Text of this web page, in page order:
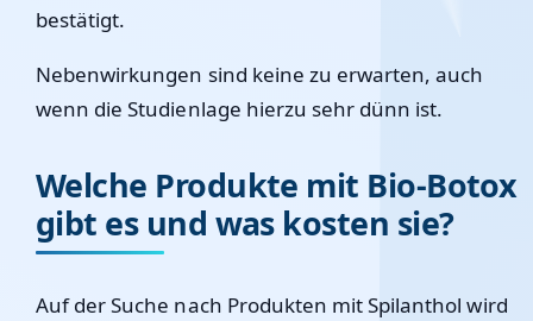
bestätigt.
Nebenwirkungen sind keine zu erwarten, auch
wenn die Studienlage hierzu sehr dünn ist.
Welche Produkte mit Bio-Botox
gibt es und was kosten sie?
Auf der Suche nach Produkten mit Spilanthol wird